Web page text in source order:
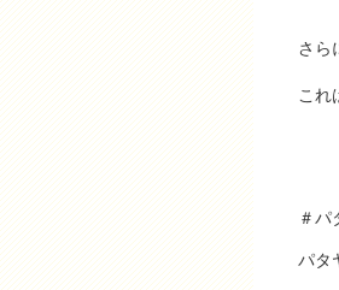
さら
これ
＃パ
パタ